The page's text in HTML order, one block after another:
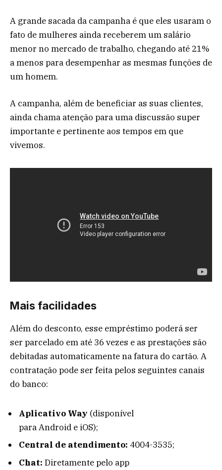
A grande sacada da campanha é que eles usaram o
fato de mulheres ainda receberem um salário
menor no mercado de trabalho, chegando até 21%
a menos para desempenhar as mesmas funções de
um homem.
A campanha, além de beneficiar as suas clientes,
ainda chama atenção para uma discussão super
importante e pertinente aos tempos em que
vivemos.
Mais facilidades
Além do desconto, esse empréstimo poderá ser
ser parcelado em até 36 vezes e as prestações são
debitadas automaticamente na fatura do cartão. A
contratação pode ser feita pelos seguintes canais
do banco:
Aplicativo Way (disponível
para Android e iOS);
Central de atendimento: 4004-3535;
Chat: Diretamente pelo app